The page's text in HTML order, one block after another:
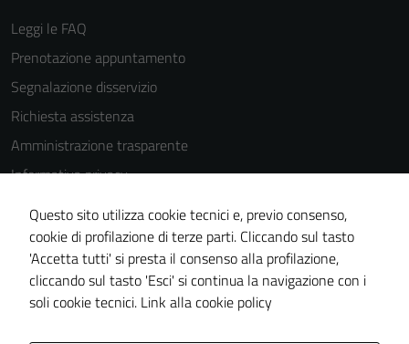
Leggi le FAQ
Prenotazione appuntamento
Segnalazione disservizio
Richiesta assistenza
Amministrazione trasparente
Informativa privacy
Cookie Policy
Note legali
Dichiarazione di accessibilità
Piano di miglioramento del sito
Questo sito utilizza cookie tecnici e, previo consenso,
cookie di profilazione di terze parti. Cliccando sul tasto
'Accetta tutti' si presta il consenso alla profilazione,
cliccando sul tasto 'Esci' si continua la navigazione con i
soli cookie tecnici. Link alla cookie policy